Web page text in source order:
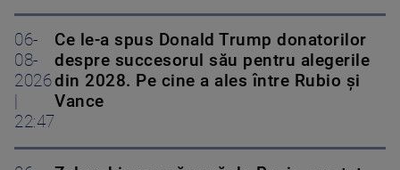
06-
08-
2026
22:47
Ce le-a spus Donald Trump donatorilor
despre succesorul său pentru alegerile
din 2028. Pe cine a ales între Rubio și
Vance